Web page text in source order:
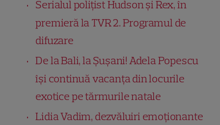
Serialul polițist Hudson și Rex, în
premieră la TVR 2. Programul de
difuzare
De la Bali, la Șușani! Adela Popescu
își continuă vacanța din locurile
exotice pe tărmurile natale
Lidia Vadim, dezvăluiri emoționante